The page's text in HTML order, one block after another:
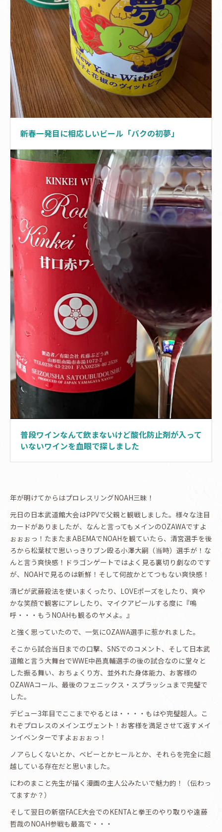
新春一発目に相応しいビール「バクの初夢」
普段ワインなんて飲まないけど酸化防止剤が入って
いないワインを血眼で探しました
年が明けてからはプロレスリングNOAH三昧！
元日の日本武道館大会はPPVで父親と観戦しました。様々な注目
カードがありましたが、なんと言ってもメインのOZAWAですよ
ぉぉぉっ！たまたまABEMAでNOAHを観ていたら、清宮選手を後
ろから松葉杖で思いっきりブン殴る小澤大嗣（当時）選手が！な
んと言う爽快感！ドラゴンゲートではよく見る裏切り劇なのです
が、NOAHで見るのは新鮮！そして何故かとてつもない爽快感！
清ピが武藤殺法を使いまくったり、LOVEポーズをしたり、爽や
かな笑顔で観客にアレしたり、マイクアピールする度に『嗚
呼・・・もうNOAHも観るのヤメよ。』
と強く思っていたので、一気にOZAWA選手に惹かれました。
そこから試合当日までの口撃、SNSでのコメント、そして日本武
道館と言う大舞台でWWE中邑真輔選手の後の試合なのに堂々と
した振る舞い、おちょくり方、並外れた身体能力、お客様の
OZAWAコール、最後のフェニックス・スプラッシュまで完璧で
した。
デビュー3年目でここまでやるとは・・・・もはや完璧超人。こ
れぞプロレスのメインエヴェント！お客様を満足させて返すメイ
ンイベンターですよぉぉぉっ！
ノアらしくないとか、ベビーとかヒールとか、それらを完全に超
越している存在だと思いました。
にわのまこと先生が描く漫画の主人公みたいで魅力的！（伝わっ
てますか？）
そして翌日の新宿FACE大会でのKENTAと拳王のやり取りや遠藤
哲哉のNOAH参戦も最高で・・・